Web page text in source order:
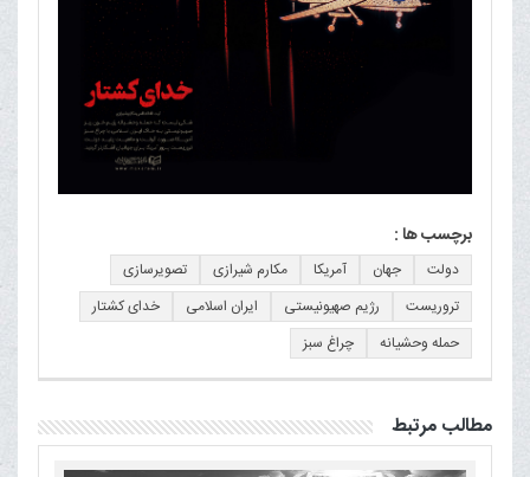
برچسب ها :
دولت جهان آمریکا مکارم شیرازی
تصویرسازی
تروریست
رژیم صهیونیستی ایران اسلامی
خدای کشتار
حمله وحشیانه
چراغ سبز
مطالب مرتبط